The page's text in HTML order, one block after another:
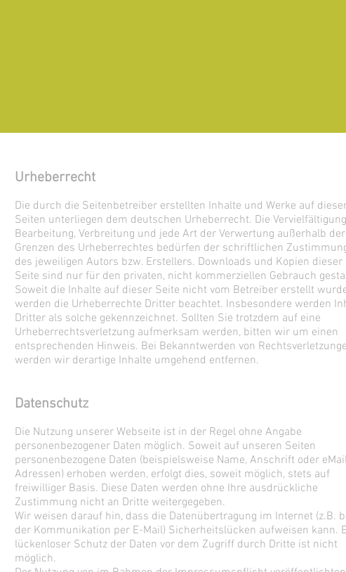
Urheberrecht
Die durch die Seitenbetreiber erstellten Inhalte und Werke auf
Seiten unterliegen dem deutschen Urheberrecht. Die
Bearbeitung, Verbreitung und jede Art der Verwertung außerhalb der
Grenzen des Urheberrechtes bedürfen der schriftlichen
des jeweiligen Autors bzw. Erstellers. Downloads und Kopien dieser
Seite sind nur für den privaten, nicht kommerziellen Gebrauch
Soweit die Inhalte auf dieser Seite nicht vom Betreiber erstellt
werden die Urheberrechte Dritter beachtet. Insbesondere werden
Dritter als solche gekennzeichnet. Sollten Sie trotzdem auf eine
Urheberrechtsverletzung aufmerksam werden, bitten wir um einen
entsprechenden Hinweis. Bei Bekanntwerden von
werden wir derartige Inhalte umgehend entfernen.
Datenschutz
Die Nutzung unserer Webseite ist in der Regel ohne Angabe
personenbezogener Daten möglich. Soweit auf unseren Seiten
personenbezogene Daten (beispielsweise Name, Anschrift oder
Adressen) erhoben werden, erfolgt dies, soweit möglich, stets auf
freiwilliger Basis. Diese Daten werden ohne Ihre ausdrückliche
Zustimmung nicht an Dritte weitergegeben.
Wir weisen darauf hin, dass die Datenübertragung im Internet (z.B.
der Kommunikation per E-Mail) Sicherheitslücken aufweisen kann.
lückenloser Schutz der Daten vor dem Zugriff durch Dritte ist nicht
möglich.